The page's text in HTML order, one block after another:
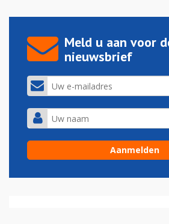
Meld u aan voor
nieuwsbrief